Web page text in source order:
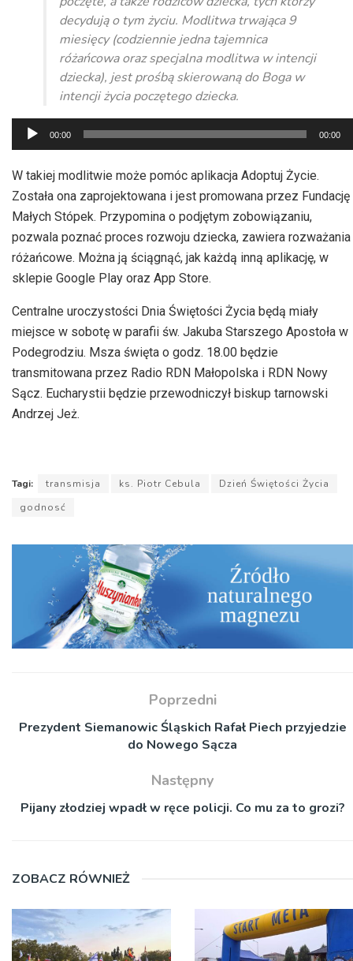
decydują o tym życiu. Modlitwa trwająca 9
miesięcy (codziennie jedna tajemnica
różańcowa oraz specjalna modlitwa w intencji
dziecka), jest prośbą skierowaną do Boga w
intencji życia poczętego dziecka.
Odtwarzacz
plików
dźwiękowych
00:00 00:00
W takiej modlitwie może pomóc aplikacja Adoptuj Życie.
Została ona zaprojektowana i jest promowana przez Fundację
Małych Stópek. Przypomina o podjętym zobowiązaniu,
pozwala poznać proces rozwoju dziecka, zawiera rozważania
różańcowe. Można ją ściągnąć, jak każdą inną aplikację, w
sklepie Google Play oraz App Store.
Centralne uroczystości Dnia Świętości Życia będą miały
miejsce w sobotę w parafii św. Jakuba Starszego Apostoła w
Podegrodziu. Msza święta o godz. 18.00 będzie
transmitowana przez Radio RDN Małopolska i RDN Nowy
Sącz. Eucharystii będzie przewodniczył biskup tarnowski
Andrzej Jeż.
Tagi: transmisja ks. Piotr Cebula
Dzień Świętości Życia
godnosć
Poprzedni
Prezydent Siemanowic Śląskich Rafał Piech przyjedzie
do Nowego Sącza
Następny
Pijany złodziej wpadł w ręce policji. Co mu za to grozi?
ZOBACZ RÓWNIEŻ